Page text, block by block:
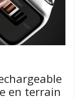
en terrain